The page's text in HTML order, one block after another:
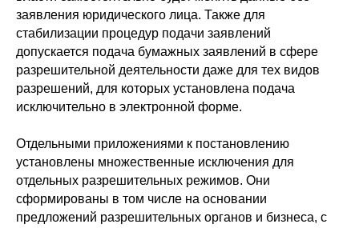
заявления юридического лица. Также для
стабилизации процедур подачи заявлений
допускается подача бумажных заявлений в сфере
разрешительной деятельности даже для тех видов
разрешений, для которых установлена подача
исключительно в электронной форме.
Отдельными приложениями к постановлению
установлены множественные исключения для
отдельных разрешительных режимов. Они
сформированы в том числе на основании
предложений разрешительных органов и бизнеса, с